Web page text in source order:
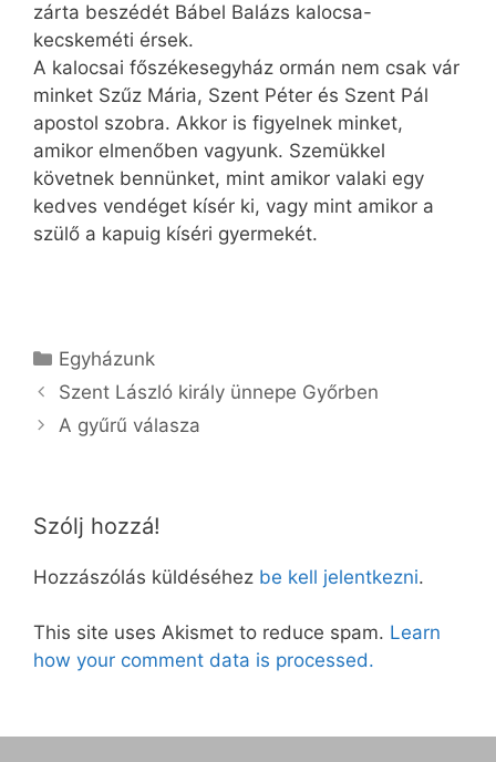
zárta beszédét Bábel Balázs kalocsa-
kecskeméti érsek.
A kalocsai főszékesegyház ormán nem csak vár
minket Szűz Mária, Szent Péter és Szent Pál
apostol szobra. Akkor is figyelnek minket,
amikor elmenőben vagyunk. Szemükkel
követnek bennünket, mint amikor valaki egy
kedves vendéget kísér ki, vagy mint amikor a
szülő a kapuig kíséri gyermekét.
Kategória
Egyházunk
Szent László király ünnepe Győrben
A gyűrű válasza
Szólj hozzá!
Hozzászólás küldéséhez be kell jelentkezni.
This site uses Akismet to reduce spam. Learn
how your comment data is processed.